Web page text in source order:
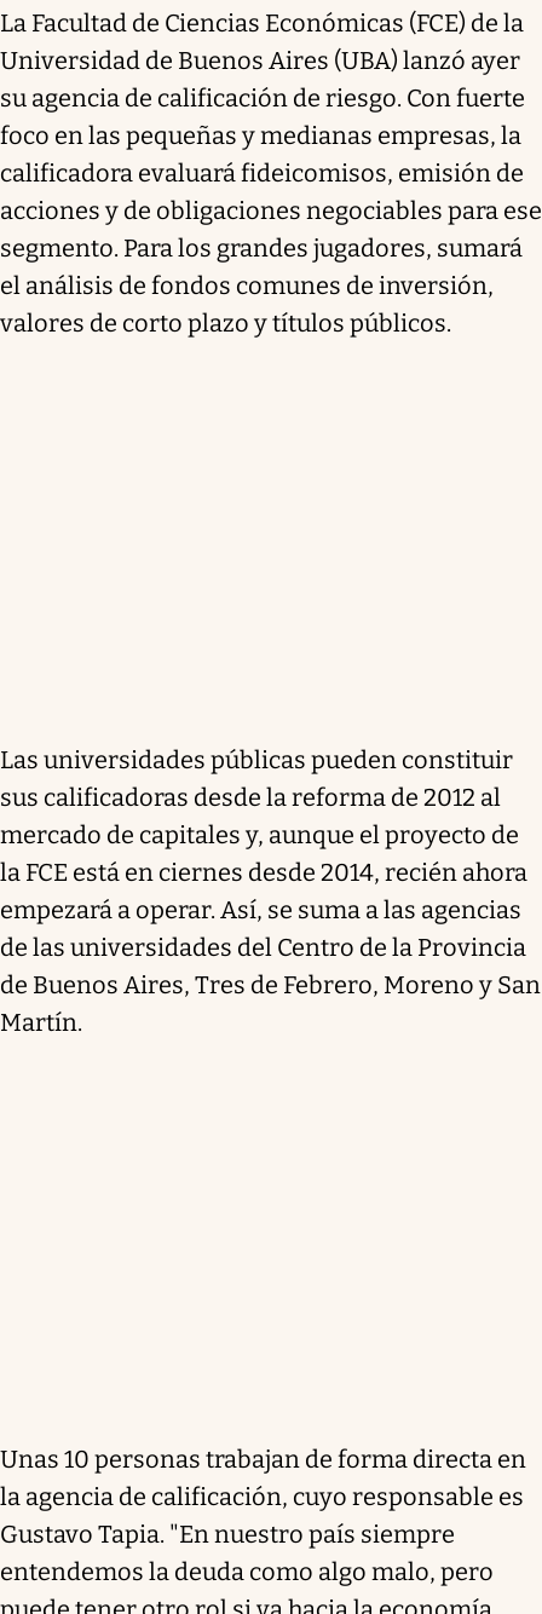
La Facultad de Ciencias Económicas (FCE) de la
Universidad de Buenos Aires (UBA) lanzó ayer
su agencia de calificación de riesgo. Con fuerte
foco en las pequeñas y medianas empresas, la
calificadora evaluará fideicomisos, emisión de
acciones y de obligaciones negociables para ese
segmento. Para los grandes jugadores, sumará
el análisis de fondos comunes de inversión,
valores de corto plazo y títulos públicos.
Las universidades públicas pueden constituir
sus calificadoras desde la reforma de 2012 al
mercado de capitales y, aunque el proyecto de
la FCE está en ciernes desde 2014, recién ahora
empezará a operar. Así, se suma a las agencias
de las universidades del Centro de la Provincia
de Buenos Aires, Tres de Febrero, Moreno y San
Martín.
Unas 10 personas trabajan de forma directa en
la agencia de calificación, cuyo responsable es
Gustavo Tapia. "En nuestro país siempre
entendemos la deuda como algo malo, pero